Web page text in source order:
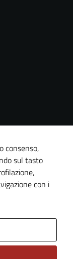
consenso,
sul tasto
con i